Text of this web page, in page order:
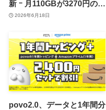
新 ｰ 月110GBが3270円の1
年間トッピングやサブスク
2026年6月18日
povo2.0、データと1年間分